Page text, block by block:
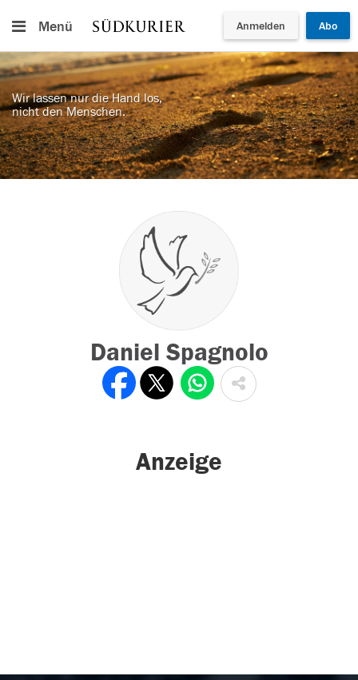
Menü Anmelden Abo
Wir lassen nur die Hand los,
nicht den Menschen.
Daniel Spagnolo
Anzeige